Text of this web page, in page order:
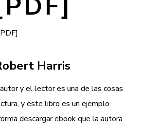
Harris
y el lector es una de las cosas
y este libro es un ejemplo
descargar ebook que la autora